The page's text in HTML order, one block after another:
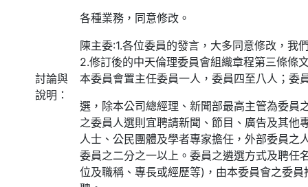
討論與
說明：
各種業務，同意修改。
陳主委:1.各位委員的發言，大多同意修改，我
2.修訂後的中天倫理委員會組織章程第三條條
本委員會置主任委員一人，委員四至八人；委
選，除本公司總經理、新聞部最高主管為委員
之委員人選則宜聘請新聞、節目、廣告及其他
人士、公民團體及學者專家擔任，外部委員之
委員之二分之一以上。委員之遴選方式及聘任
位及職稱、專長或經歷等)，由本委員會之委員